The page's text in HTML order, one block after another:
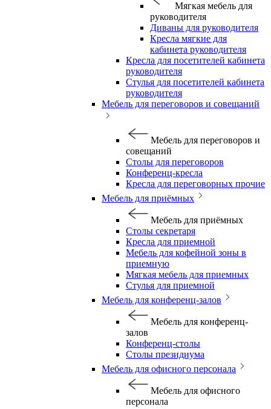
Мягкая мебель для
руководителя
Диваны для руководителя
Кресла мягкие для
кабинета руководителя
Кресла для посетителей кабинета
руководителя
Стулья для посетителей кабинета
руководителя
Мебель для переговоров и совещаний
Мебель для переговоров и
совещаний
Столы для переговоров
Конференц-кресла
Кресла для переговорных прочие
Мебель для приёмных
Мебель для приёмных
Столы секретаря
Кресла для приемной
Мебель для кофейной зоны в
приемную
Мягкая мебель для приемных
Стулья для приемной
Мебель для конференц-залов
Мебель для конференц-
залов
Конференц-столы
Столы президиума
Мебель для офисного персонала
Мебель для офисного
персонала